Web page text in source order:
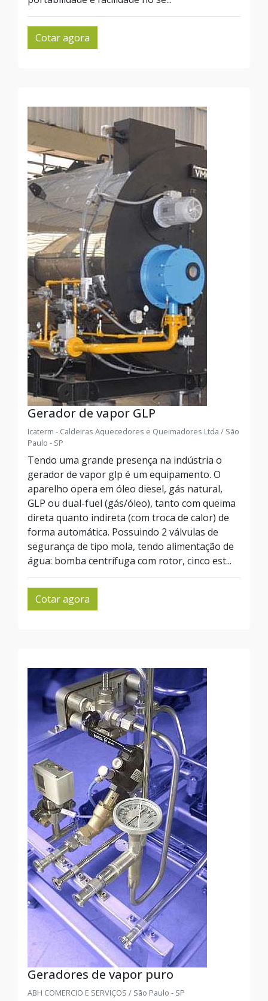
Cotar agora
Gerador de vapor GLP
Icaterm - Caldeiras Aquecedores e Queimadores Ltda / São
Paulo - SP
Tendo uma grande presença na indústria o
gerador de vapor glp é um equipamento. O
aparelho opera em óleo diesel, gás natural,
GLP ou dual-fuel (gás/óleo), tanto com queima
direta quanto indireta (com troca de calor) de
forma automática. Possuindo 2 válvulas de
segurança de tipo mola, tendo alimentação de
água: bomba centrífuga com rotor, cinco est...
Cotar agora
Geradores de vapor puro
ABH COMERCIO E SERVIÇOS / São Paulo - SP